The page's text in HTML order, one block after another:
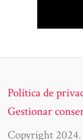
Política de
Gestionar
Copyright